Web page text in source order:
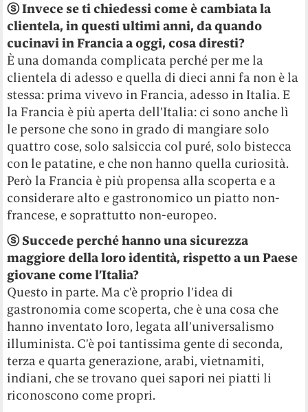
ⓢ Invece se ti chiedessi come è cambiata la
clientela, in questi ultimi anni, da quando
cucinavi in Francia a oggi, cosa diresti?
È una domanda complicata perché per me la
clientela di adesso e quella di dieci anni fa non è la
stessa: prima vivevo in Francia, adesso in Italia. E
la Francia è più aperta dell’Italia: ci sono anche lì
le persone che sono in grado di mangiare solo
quattro cose, solo salsiccia col puré, solo bistecca
con le patatine, e che non hanno quella curiosità.
Però la Francia è più propensa alla scoperta e a
considerare alto e gastronomico un piatto non-
francese, e soprattutto non-europeo.
ⓢ Succede perché hanno una sicurezza
maggiore della loro identità, rispetto a un Paese
giovane come l’Italia?
Questo in parte. Ma c’è proprio l’idea di
gastronomia come scoperta, che è una cosa che
hanno inventato loro, legata all’universalismo
illuminista. C’è poi tantissima gente di seconda,
terza e quarta generazione, arabi, vietnamiti,
indiani, che se trovano quei sapori nei piatti li
riconoscono come propri.